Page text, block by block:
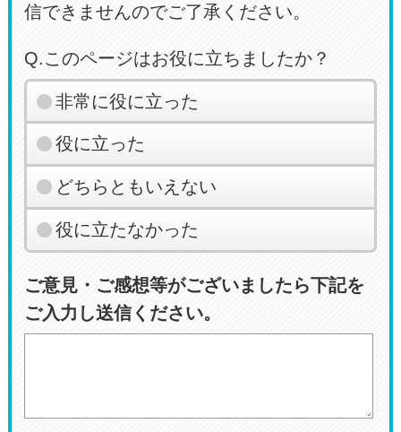
信できませんのでご了承ください。
Q.このページはお役に立ちましたか？
非常に役に立った
役に立った
どちらともいえない
役に立たなかった
ご意見・ご感想等がございましたら下記を
ご入力し送信ください。